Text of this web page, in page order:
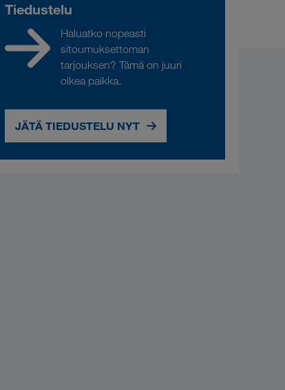
Tiedustelu
Haluatko nopeasti
sitoumuksettoman
tarjouksen? Tämä on juuri
oikea paikka.
JÄTÄ TIEDUSTELU NYT